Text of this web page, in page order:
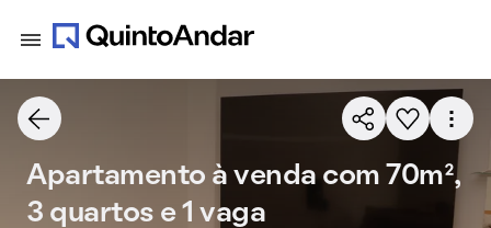
Apartamento à venda com 70m²,
3 quartos e 1 vaga